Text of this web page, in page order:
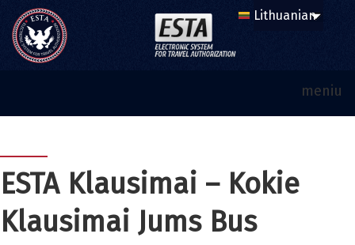
meniu
ESTA Klausimai – Kokie
Klausimai Jums Bus